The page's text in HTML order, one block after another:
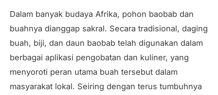
Dalam banyak budaya Afrika, pohon baobab dan
buahnya dianggap sakral. Secara tradisional, daging
buah, biji, dan daun baobab telah digunakan dalam
berbagai aplikasi pengobatan dan kuliner, yang
menyoroti peran utama buah tersebut dalam
masyarakat lokal. Seiring dengan terus tumbuhnya